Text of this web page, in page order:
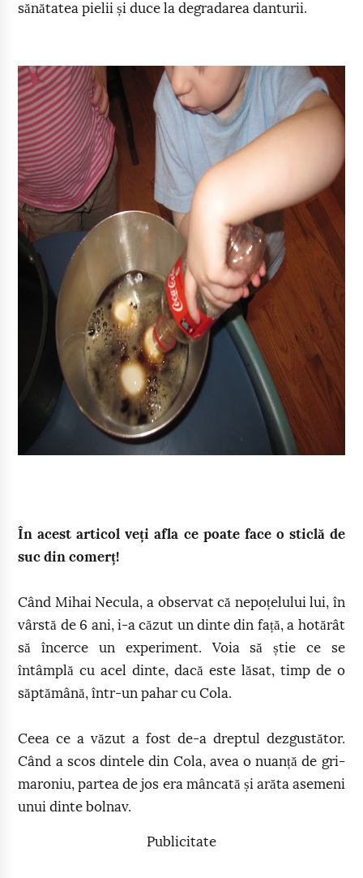
sănătatea pielii și duce la degradarea danturii.
În acest articol veți afla ce poate face o sticlă de
suc din comerț!
Când Mihai Necula, a observat că nepoțelului lui, în
vârstă de 6 ani, i-a căzut un dinte din față, a hotărât
să încerce un experiment. Voia să știe ce se
întâmplă cu acel dinte, dacă este lăsat, timp de o
săptămână, într-un pahar cu Cola.
Ceea ce a văzut a fost de-a dreptul dezgustător.
Când a scos dintele din Cola, avea o nuanță de gri-
maroniu, partea de jos era mâncată și arăta asemeni
unui dinte bolnav.
Publicitate